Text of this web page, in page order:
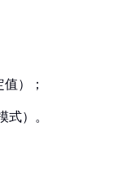
）；
式）。